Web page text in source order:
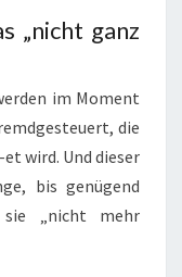
„nicht ganz
im Moment
die
wird. Und dieser
bis genügend
sie „nicht mehr